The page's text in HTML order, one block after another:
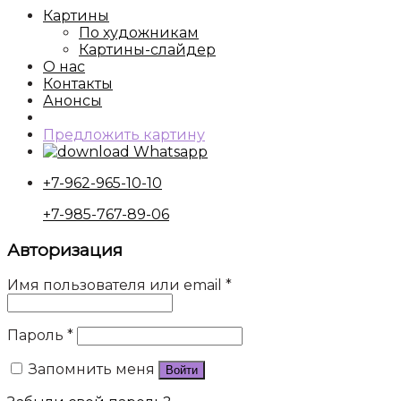
Картины
По художникам
Картины-слайдер
О нас
Контакты
Анонсы
Предложить картину
Whatsapp
+7-962-965-10-10
+7-985-767-89-06
Авторизация
Имя пользователя или email *
Пароль *
Запомнить меня
Войти